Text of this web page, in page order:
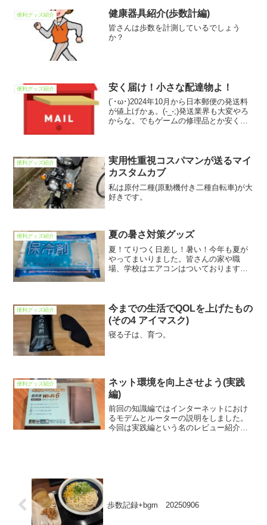
便利グッズ紹介 健康器具紹介(歩数計編)
皆さんは歩数を計測しているでしょう
か？
便利グッズ紹介 安く届け！小さな配達物よ！
(´･ω･)2024年10月から日本郵便の発送料
が値上げかぁ。(-_-;)発送業界も大変やろ
からな。でもゲームの修理品とか安く済
便利グッズ紹介
実用性重視コスパマンが送るマイ
カスタムカブ
私は原付二種(原動機付き二種自転車)が大
好きです。
便利グッズ紹介 夏の暑さ対策グッズ
夏！てりつく日差し！暑い！今年も夏が
やってまいりました。皆さんの家や職
場、学校はエアコンはついておりますで
らいと感じる時があるでしょ...
便利グッズ紹介
今までの生活でQOLを上げたもの
(その4 アイマスク)
寝る子は、育つ。
便利グッズ紹介
ネット環境を向上させよう(実践
編)
前回の知識編ではインターネットにおけ
るモデムとルーターの説明をしました。
今回は実践編という名のレビュー紹介に
歩数記録+bgm 20250906